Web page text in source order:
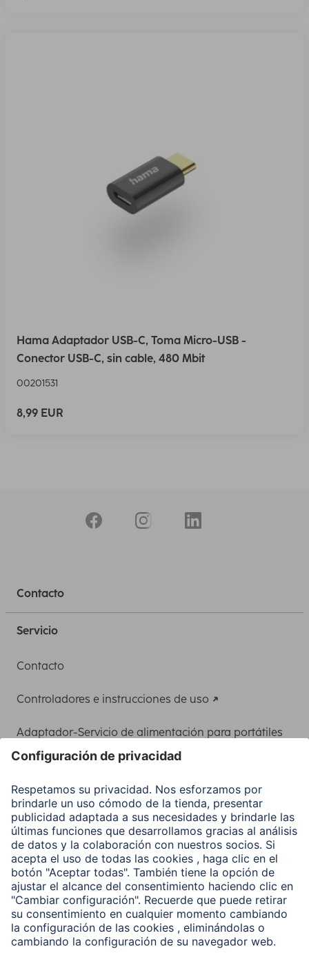
Hama Adaptador USB-C, Toma Micro-USB -
Conector USB-C, sin cable, 480 Mbit
00201531
8,99 EUR
Contacto
Servicio
Contacto
Controladores e instrucciones de uso
Adaptador-Servicio de alimentación para portátiles
Clientes online
Conviértete en distribuidor
Compañía
Historia de la empresa
Hama en todo el Mundo